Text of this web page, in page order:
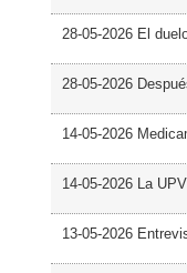
28-05-2026 El
28-05-2026
14-05-2026
14-05-2026 La
13-05-2026